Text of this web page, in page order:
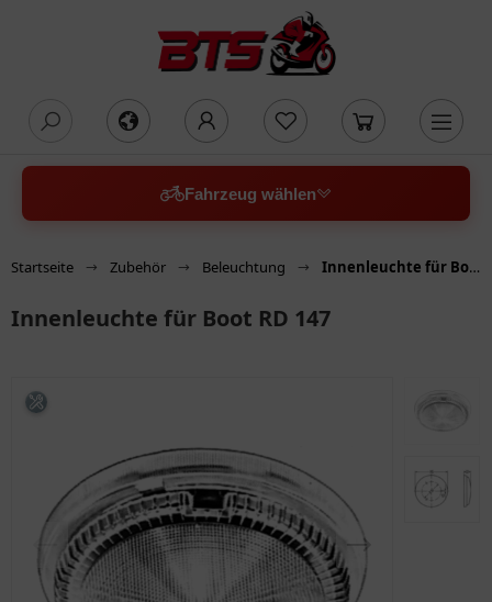
Fahrzeug wählen
Startseite Zubehör Beleuchtung Innenleuchte für Boot RD 147
Innenleuchte für Boot RD 147